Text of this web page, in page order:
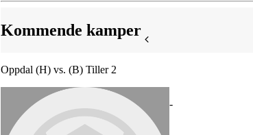
Kommende kamper
Oppdal (H) vs. (B) Tiller 2
-